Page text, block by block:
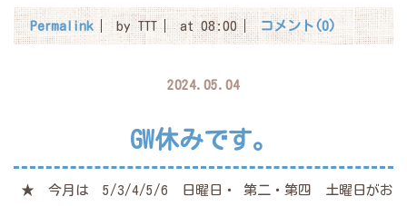
Permalink by TTT at 08:00 コメント(0)
2024.05.04
GW休みです。
★ 今月は 5/3/4/5/6 日曜日・ 第二・第四 土曜日がお